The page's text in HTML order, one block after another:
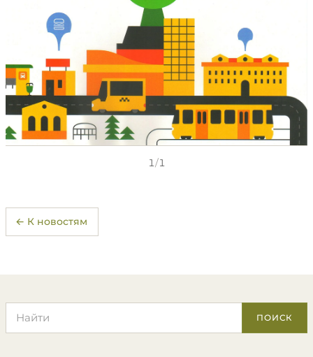
1/1
← К новостям
ПОИСК